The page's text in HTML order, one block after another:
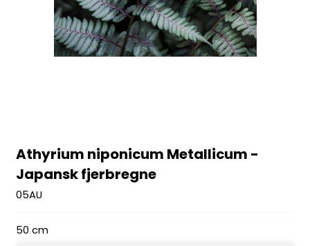
Athyrium niponicum Metallicum -
Japansk fjerbregne
05AU
50 cm